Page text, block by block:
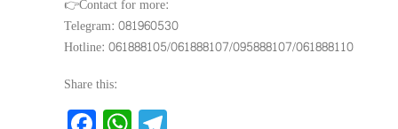
👉Contact for more:
Telegram: 081960530
Hotline: 061888105/061888107/095888107/061888110
Share this: